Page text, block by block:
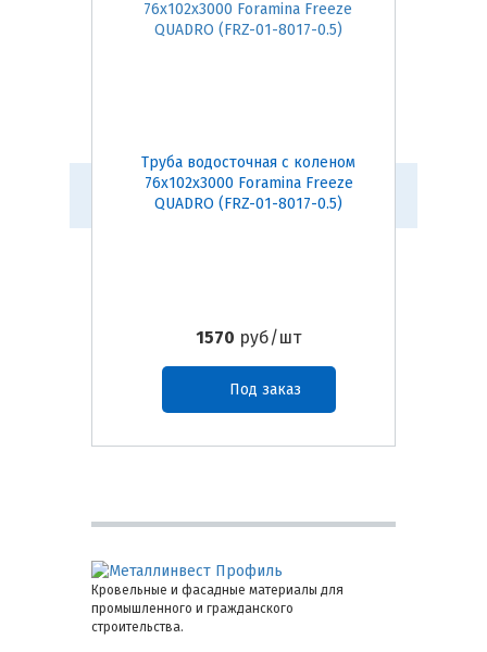
Труба водосточная с коленом
76х102х3000 Foramina Freeze
QUADRO (FRZ-01-8017-0.5)
1570 руб/шт
Под заказ
Кровельные и фасадные материалы для
промышленного и гражданского
строительства.